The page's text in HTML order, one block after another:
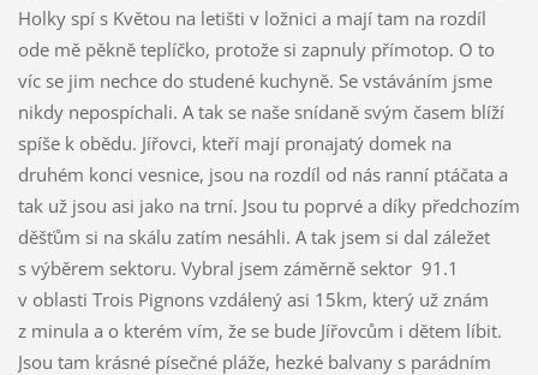
Holky spí s Květou na letišti v ložnici a mají tam na rozdíl
ode mě pěkně teplíčko, protože si zapnuly přímotop. O to
víc se jim nechce do studené kuchyně. Se vstáváním jsme
nikdy nepospíchali. A tak se naše snídaně svým časem blíží
spíše k obědu. Jířovci, kteří mají pronajatý domek na
druhém konci vesnice, jsou na rozdíl od nás ranní ptáčata a
tak už jsou asi jako na trní. Jsou tu poprvé a díky předchozím
děšťům si na skálu zatím nesáhli. A tak jsem si dal záležet
s výběrem sektoru. Vybral jsem záměrně sektor 91.1
v oblasti Trois Pignons vzdálený asi 15km, který už znám
z minula a o kterém vím, že se bude Jířovcům i dětem líbit.
Jsou tam krásné písečné pláže, hezké balvany s parádním